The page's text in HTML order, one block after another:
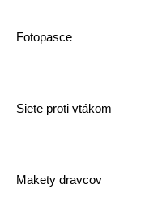
Fotopasce
Siete proti vtákom
Makety dravcov